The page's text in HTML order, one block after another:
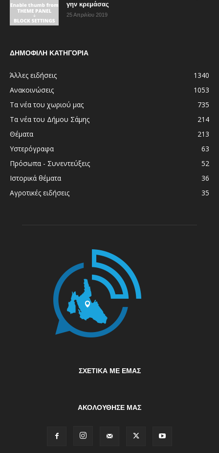
γην κρεμάσας
25 Απριλίου 2019
ΔΗΜΟΦΙΛΗ ΚΑΤΗΓΟΡΙΑ
Άλλες ειδήσεις
1340
Ανακοινώσεις
1053
Τα νέα του χωριού μας
735
Τα νέα του Δήμου Σάμης
214
Θέματα
213
Υστερόγραφα
63
Πρόσωπα - Συνεντεύξεις
52
Ιστορικά θέματα
36
Αγροτικές ειδήσεις
35
ΣΧΕΤΙΚΆ ΜΕ ΕΜΆΣ
ΑΚΟΛΟΥΘΗΣΕ ΜΑΣ